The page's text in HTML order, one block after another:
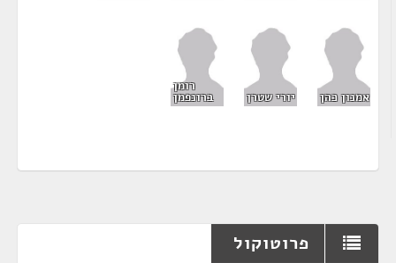
אמנון כהן יורי שטרן
רומן
ברונפמן
פרוטוקול